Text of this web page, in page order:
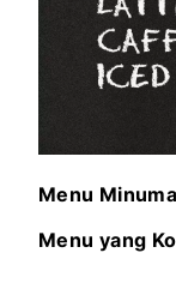
Menu
Menu yang